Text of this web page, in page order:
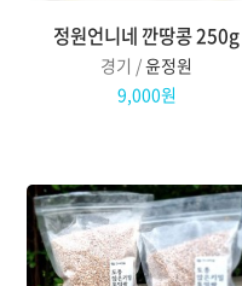
정원언니네 깐땅콩 250g
경기 /윤정원
9,000원